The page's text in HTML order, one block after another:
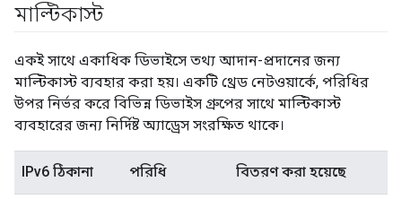
মাল্টিকাস্ট
একই সাথে একাধিক ডিভাইসে তথ্য আদান-প্রদানের জন্য
মাল্টিকাস্ট ব্যবহার করা হয়। একটি থ্রেড নেটওয়ার্কে, পরিধির
উপর নির্ভর করে বিভিন্ন ডিভাইস গ্রুপের সাথে মাল্টিকাস্ট
ব্যবহারের জন্য নির্দিষ্ট অ্যাড্রেস সংরক্ষিত থাকে।
IPv6 ঠিকানা পরিধি বিতরণ করা হয়েছে